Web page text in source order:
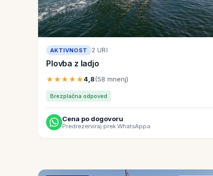
AKTIVNOST 2 URI
Plovba z ladjo
★★★★★4,8(58 mnenj)
Brezplačna odpoved
Cena po dogovoru
Predrezerviraj prek WhatsAppa